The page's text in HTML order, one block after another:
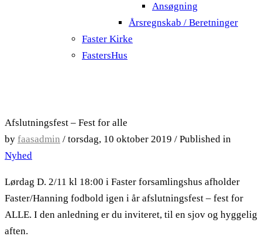
Ansøgning
Årsregnskab / Beretninger
Faster Kirke
FastersHus
Afslutningsfest – Fest for alle
by faasadmin / torsdag, 10 oktober 2019 / Published in
Nyhed
Lørdag D. 2/11 kl 18:00 i Faster forsamlingshus afholder
Faster/Hanning fodbold igen i år afslutningsfest – fest for
ALLE. I den anledning er du inviteret, til en sjov og hyggelig
aften.